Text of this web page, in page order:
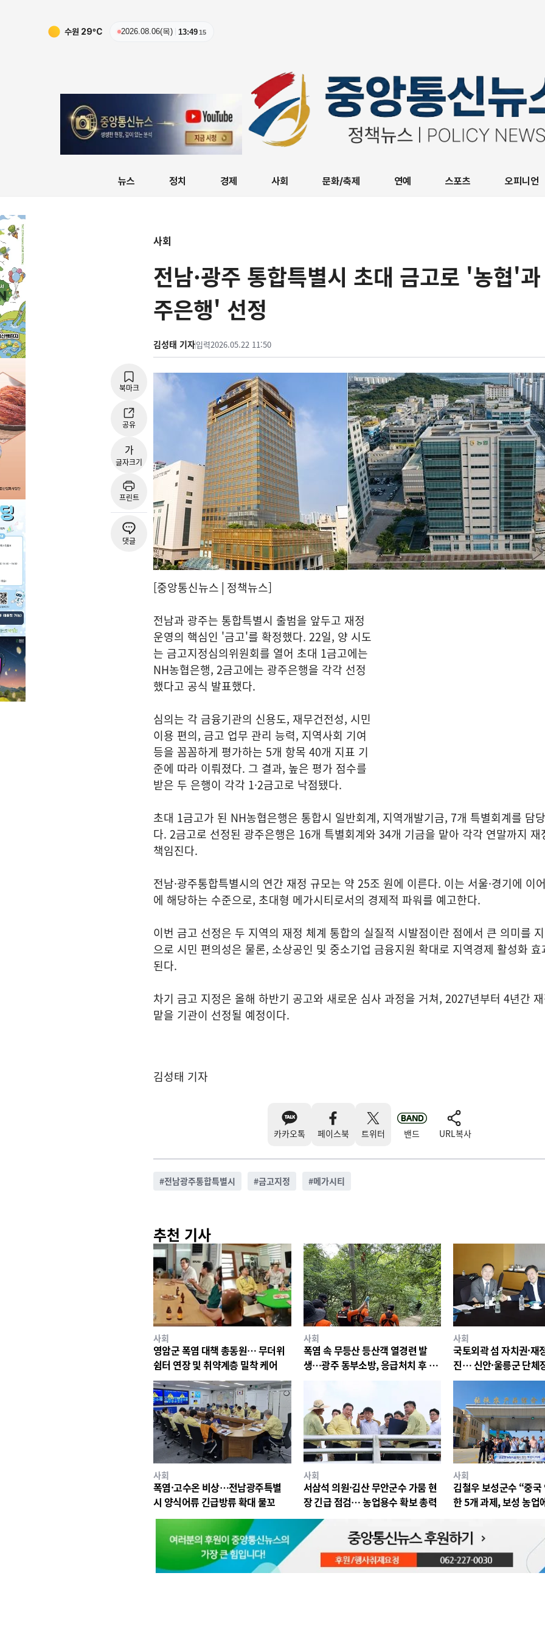
수원 29ºC 2026.08.06(목) 13:4916
뉴스 정치 경제 사회 문화/축제 연예 스포츠 오피니언
사회
전남·광주 통합특별시 초대 금고로 '농협'
주은행' 선정
김성태 기자입력2026.05.22 11:50
북마크
공유
가
글자크기
프린트
댓글
[중앙통신뉴스│정책뉴스]
전남과 광주는 통합특별시 출범을 앞두고 재정
운영의 핵심인 '금고'를 확정했다. 22일, 양 시도
는 금고지정심의위원회를 열어 초대 1금고에는
NH농협은행, 2금고에는 광주은행을 각각 선정
했다고 공식 발표했다.
심의는 각 금융기관의 신용도, 재무건전성, 시민
이용 편의, 금고 업무 관리 능력, 지역사회 기여
등을 꼼꼼하게 평가하는 5개 항목 40개 지표 기
준에 따라 이뤄졌다. 그 결과, 높은 평가 점수를
받은 두 은행이 각각 1·2금고로 낙점됐다.
초대 1금고가 된 NH농협은행은 통합시 일반회계, 지역개발기금, 7개 특별회계를 담
다. 2금고로 선정된 광주은행은 16개 특별회계와 34개 기금을 맡아 각각 연말까지 재
책임진다.
전남·광주통합특별시의 연간 재정 규모는 약 25조 원에 이른다. 이는 서울·경기에 이
에 해당하는 수준으로, 초대형 메가시티로서의 경제적 파워를 예고한다.
이번 금고 선정은 두 지역의 재정 체계 통합의 실질적 시발점이란 점에서 큰 의미를
으로 시민 편의성은 물론, 소상공인 및 중소기업 금융지원 확대로 지역경제 활성화
된다.
차기 금고 지정은 올해 하반기 공고와 새로운 심사 과정을 거쳐, 2027년부터 4년간
맡을 기관이 선정될 예정이다.
김성태 기자
카카오톡 페이스북 트위터 밴드 URL복사
#전남광주통합특별시 #금고지정 #메가시티
추천 기사
사회
영암군 폭염 대책 총동원… 무더위
쉼터 연장 및 취약계층 밀착 케어
사회
폭염 속 무등산 등산객 열경련 발
생…광주 동부소방, 응급처치 후 병
사회
국토외곽 섬 자치권·재
진… 신안·울릉군 단체
최
사회
폭염·고수온 비상…전남광주특별
시 양식어류 긴급방류 확대 물꼬
사회
서삼석 의원·김산 무안군수 가뭄 현
장 긴급 점검… 농업용수 확보 총력
사회
김철우 보성군수 “중국
한 5개 과제, 보성 농업